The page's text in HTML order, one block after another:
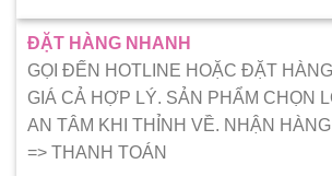
ĐẶT HÀNG NHANH
GỌI ĐẾN HOTLINE HOẶC ĐẶT
GIÁ CẢ HỢP LÝ. SẢN PHẨM CHỌN
AN TÂM KHI THỈNH VỀ. NHẬN
=> THANH TOÁN